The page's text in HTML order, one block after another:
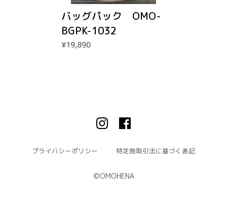
バッグパック OMO-
BGPK-1032
¥19,890
プライバシーポリシー 特定商取引法に基づく表記
©︎OMOHENA